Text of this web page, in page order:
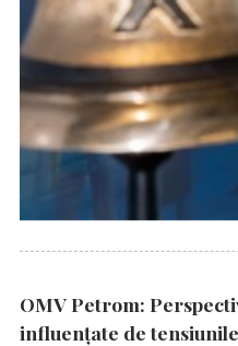
OMV Petrom:
influențate de